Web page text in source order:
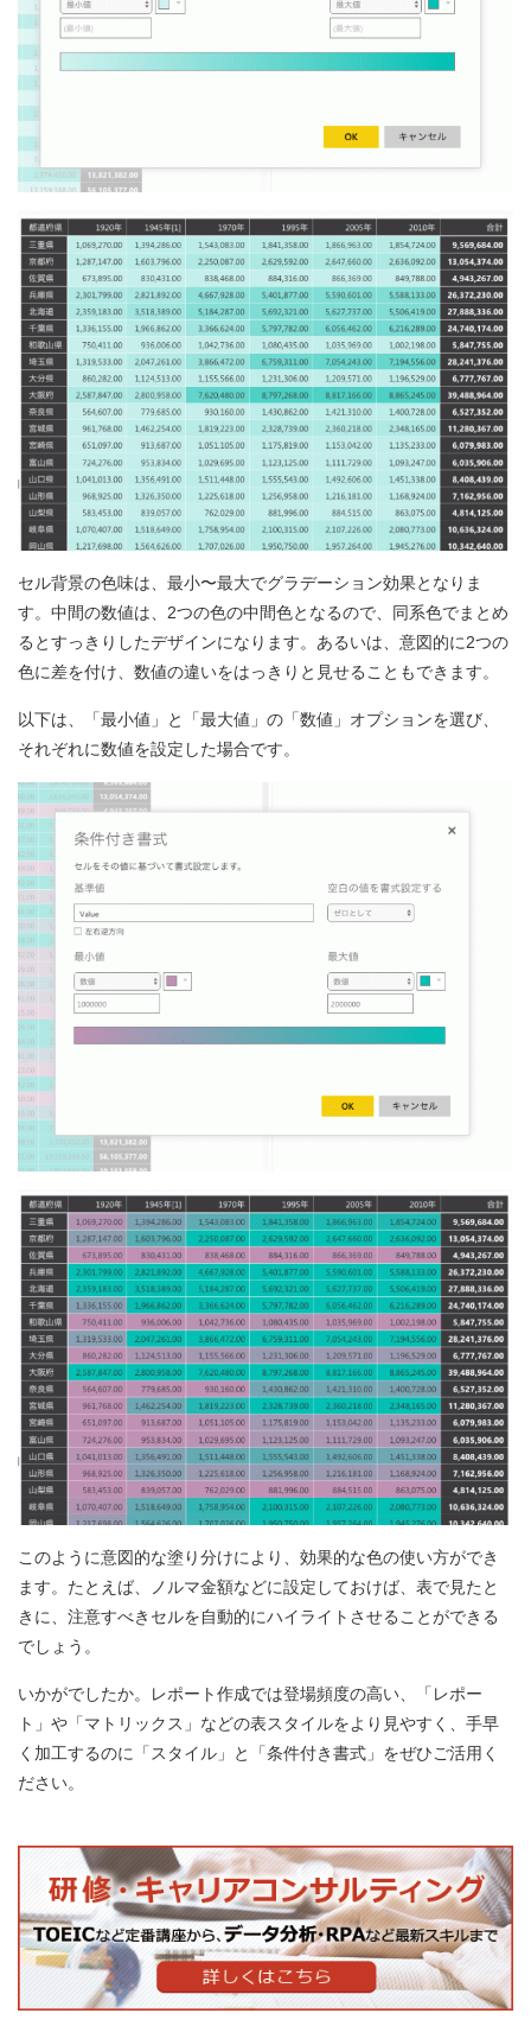
セル背景の色味は、最小〜最大でグラデーション効果となりま
す。中間の数値は、2つの色の中間色となるので、同系色でまとめ
るとすっきりしたデザインになります。あるいは、意図的に2つの
色に差を付け、数値の違いをはっきりと見せることもできます。
以下は、「最小値」と「最大値」の「数値」オプションを選び、
それぞれに数値を設定した場合です。
このように意図的な塗り分けにより、効果的な色の使い方ができ
ます。たとえば、ノルマ金額などに設定しておけば、表で見たと
きに、注意すべきセルを自動的にハイライトさせることができる
でしょう。
いかがでしたか。レポート作成では登場頻度の高い、「レポー
ト」や「マトリックス」などの表スタイルをより見やすく、手早
く加工するのに「スタイル」と「条件付き書式」をぜひご活用く
ださい。